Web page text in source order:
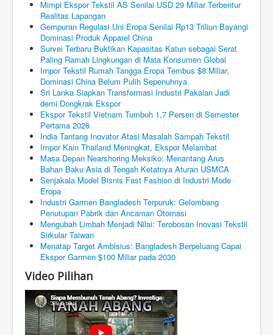
Mimpi Ekspor Tekstil AS Senilai USD 29 Miliar Terbentur
Realitas Lapangan
Gempuran Regulasi Uni Eropa Senilai Rp13 Triliun Bayangi
Dominasi Produk Apparel China
Survei Terbaru Buktikan Kapasitas Katun sebagai Serat
Paling Ramah Lingkungan di Mata Konsumen Global
Impor Tekstil Rumah Tangga Eropa Tembus $8 Miliar,
Dominasi China Belum Pulih Sepenuhnya
Sri Lanka Siapkan Transformasi Industri Pakaian Jadi
demi Dongkrak Ekspor
Ekspor Tekstil Vietnam Tumbuh 1,7 Persen di Semester
Pertama 2026
India Tantang Inovator Atasi Masalah Sampah Tekstil
Impor Kain Thailand Meningkat, Ekspor Melambat
Masa Depan Nearshoring Meksiko: Menantang Arus
Bahan Baku Asia di Tengah Ketatnya Aturan USMCA
Senjakala Model Bisnis Fast Fashion di Industri Mode
Eropa
Industri Garmen Bangladesh Terpuruk: Gelombang
Penutupan Pabrik dan Ancaman Otomasi
Mengubah Limbah Menjadi Nilai: Terobosan Inovasi Tekstil
Sirkular Taiwan
Menatap Target Ambisius: Bangladesh Berpeluang Capai
Ekspor Garmen $100 Miliar pada 2030
Video Pilihan